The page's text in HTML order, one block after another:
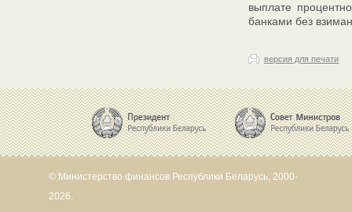
выплате
банками без
версия для печати
© Министерство финансов Республики Беларусь, 2000-
2026.